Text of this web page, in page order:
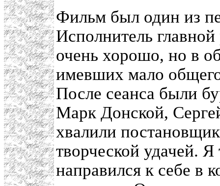
Фильм был один из
Исполнитель
очень хорошо, но в
имевших мало
После сеанса были
Марк Донской,
хвалили
творческой удачей.
направился к себе в